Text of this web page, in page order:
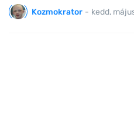
Kozmokrator - kedd,